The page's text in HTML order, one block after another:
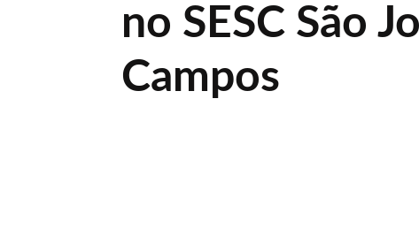
no SESC São
Campos